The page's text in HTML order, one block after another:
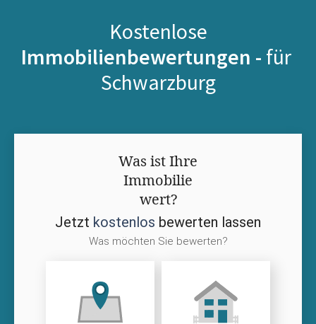
Kostenlose
Immobilienbewertungen - für
Schwarzburg
Was ist Ihre
Immobilie
wert?
Jetzt kostenlos bewerten lassen
Was möchten Sie bewerten?